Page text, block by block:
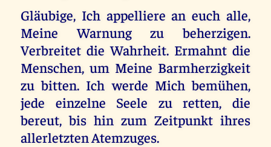
Gläubige, Ich appelliere an euch alle,
Meine Warnung zu beherzigen.
Verbreitet die Wahrheit. Ermahnt die
Menschen, um Meine Barmherzigkeit
zu bitten. Ich werde Mich bemühen,
jede einzelne Seele zu retten, die
bereut, bis hin zum Zeitpunkt ihres
allerletzten Atemzuges.